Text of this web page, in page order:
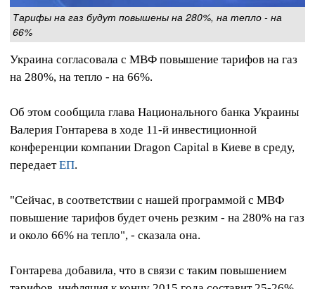
Тарифы на газ будут повышены на 280%, на тепло - на
66%
Украина согласовала с МВФ повышение тарифов на газ
на 280%, на тепло - на 66%.
Об этом сообщила глава Национального банка Украины
Валерия Гонтарева в ходе 11-й инвестиционной
конференции компании Dragon Capital в Киеве в среду,
передаетЕП.
"Сейчас, в соответствии с нашей программой с МВФ
повышение тарифов будет очень резким - на 280% на газ
и около 66% на тепло", - сказала она.
Гонтарева добавила, что в связи с таким повышением